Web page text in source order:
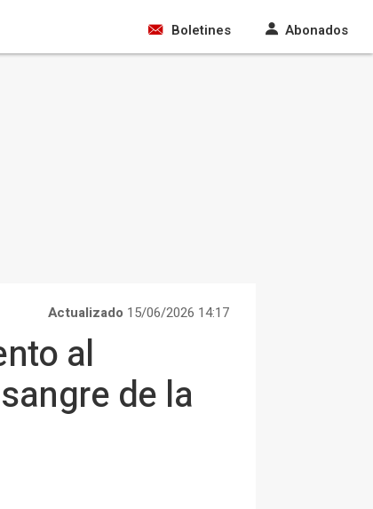
Boletines Abonados
Actualizado 15/06/2026 14:17
al
de la